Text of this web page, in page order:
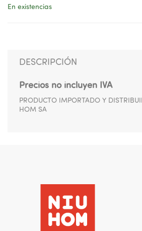
En existencias
DESCRIPCIÓN
Precios no incluyen IVA
PRODUCTO IMPORTADO Y
HOM SA